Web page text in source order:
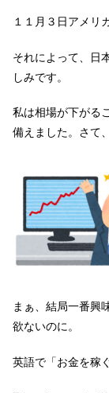
１１月３日アメリ
それによって、日
しみです。
私は相場が下がる
備えました。さて
まぁ、結局一番興
欲ないのに。
英語で「お金を稼